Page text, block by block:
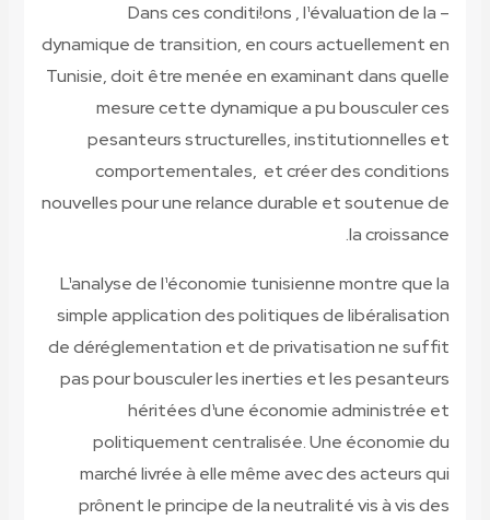
– Dans ces conditi!ons , l¹évaluation de la
dynamique de transition, en cours actuellement en
Tunisie, doit être menée en examinant dans quelle
mesure cette dynamique a pu bousculer ces
pesanteurs structurelles, institutionnelles et
comportementales, et créer des conditions
nouvelles pour une relance durable et soutenue de
la croissance.
L¹analyse de l¹économie tunisienne montre que la
simple application des politiques de libéralisation
de déréglementation et de privatisation ne suffit
pas pour bousculer les inerties et les pesanteurs
héritées d¹une économie administrée et
politiquement centralisée. Une économie du
marché livrée à elle même avec des acteurs qui
prônent le principe de la neutralité vis à vis des